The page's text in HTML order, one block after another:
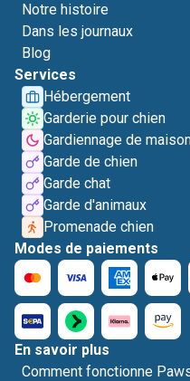
Notre histoire
Dans les journaux
Blog
Services
Hébergement
Garderie pour chien
Gardiennage de
Garde de chien
Garde chat
Garde d'animaux
Promenade chien
Modes de paiements
En savoir plus
Comment fonctionne